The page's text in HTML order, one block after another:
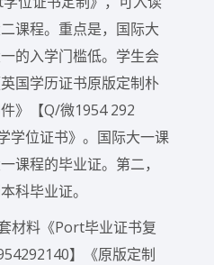
课程。重点是，国际大
的入学门槛低。学生会
国学历证书原版定制朴
》【Q/微1954 292
学位证书》。国际大一课
课程的毕业证。第二，
科毕业证。
材料《Port毕业证书复
】《原版定制